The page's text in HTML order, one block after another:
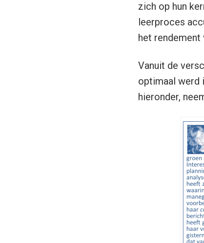
zich op hun
leerproces
het
Vanuit de
optimaal werd
hieronder,